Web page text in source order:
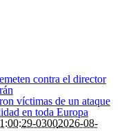
contra el director
víctimas de un ataque
en toda Europa
03002026-08-